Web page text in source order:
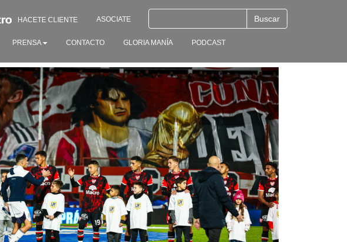
HACETE CLIENTE ASOCIATE
PRENSA CONTACTO GLORIA MANÍA PODCAST